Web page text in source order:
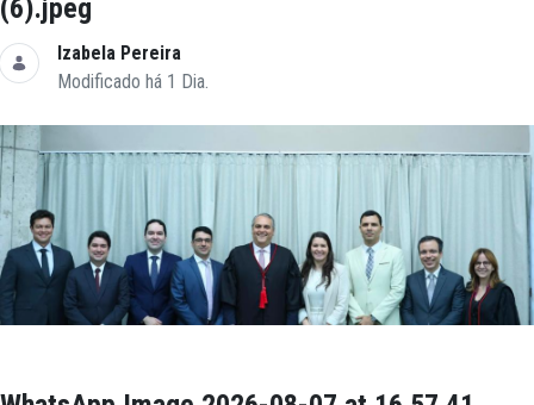
(6).jpeg
Izabela Pereira
Modificado há 1 Dia.